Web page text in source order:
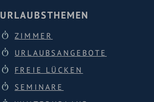
URLAUBSTHEMEN
ZIMMER
URLAUBSANGEBOTE
FREIE LÜCKEN
SEMINARE